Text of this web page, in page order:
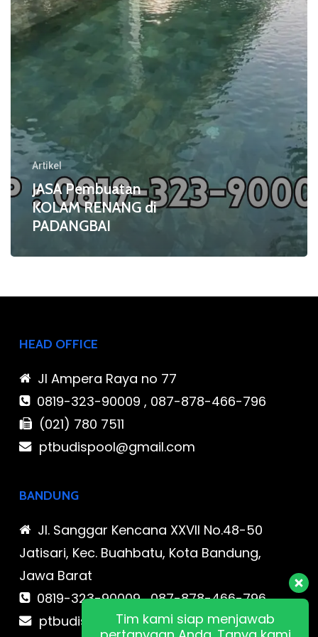
Artikel
JASA Pembuatan
KOLAM RENANG di
PADANGBAI
HEAD OFFICE
Jl Ampera Raya no 77
0819-323-90009 , 087-878-466-796
(021) 780 7511
ptbudispool@gmail.com
BANDUNG
Jl. Sanggar Kencana XXVII No.48-50
Jatisari, Kec. Buahbatu, Kota Bandung,
Jawa Barat
0819-323-90009 , 087-878-466-796
ptbudispool@gmail.comTim kami siap menjawab